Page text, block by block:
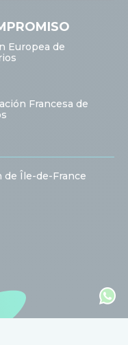
Europea de
Francesa de
de Île-de-France